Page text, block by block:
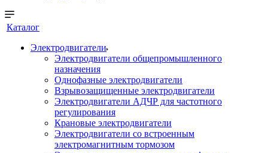
Каталог
Электродвигатели
Электродвигатели общепромышленного
назначения
Однофазные электродвигатели
Взрывозащищенные электродвигатели
Электродвигатели АДЧР для частотного
регулирования
Крановые электродвигатели
Электродвигатели со встроенным
электромагнитным тормозом